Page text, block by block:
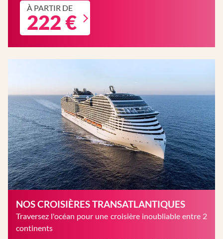
À PARTIR DE
222 €
NOS CROISIÈRES TRANSATLANTIQUES
Traversez l'océan pour une croisière inoubliable entre 2
continents